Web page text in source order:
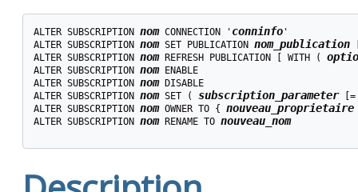
ALTER SUBSCRIPTION nom CONNECTION ' conninfo'
ALTER SUBSCRIPTION nom SET PUBLICATION nom_publication
ALTER SUBSCRIPTION nom REFRESH PUBLICATION [ WITH (
ALTER SUBSCRIPTION nom ENABLE
ALTER SUBSCRIPTION nom DISABLE
ALTER SUBSCRIPTION nom SET ( subscription_parameter
ALTER SUBSCRIPTION nom OWNER TO { nouveau_proprietaire |
ALTER SUBSCRIPTION nom RENAME TO nouveau_nom